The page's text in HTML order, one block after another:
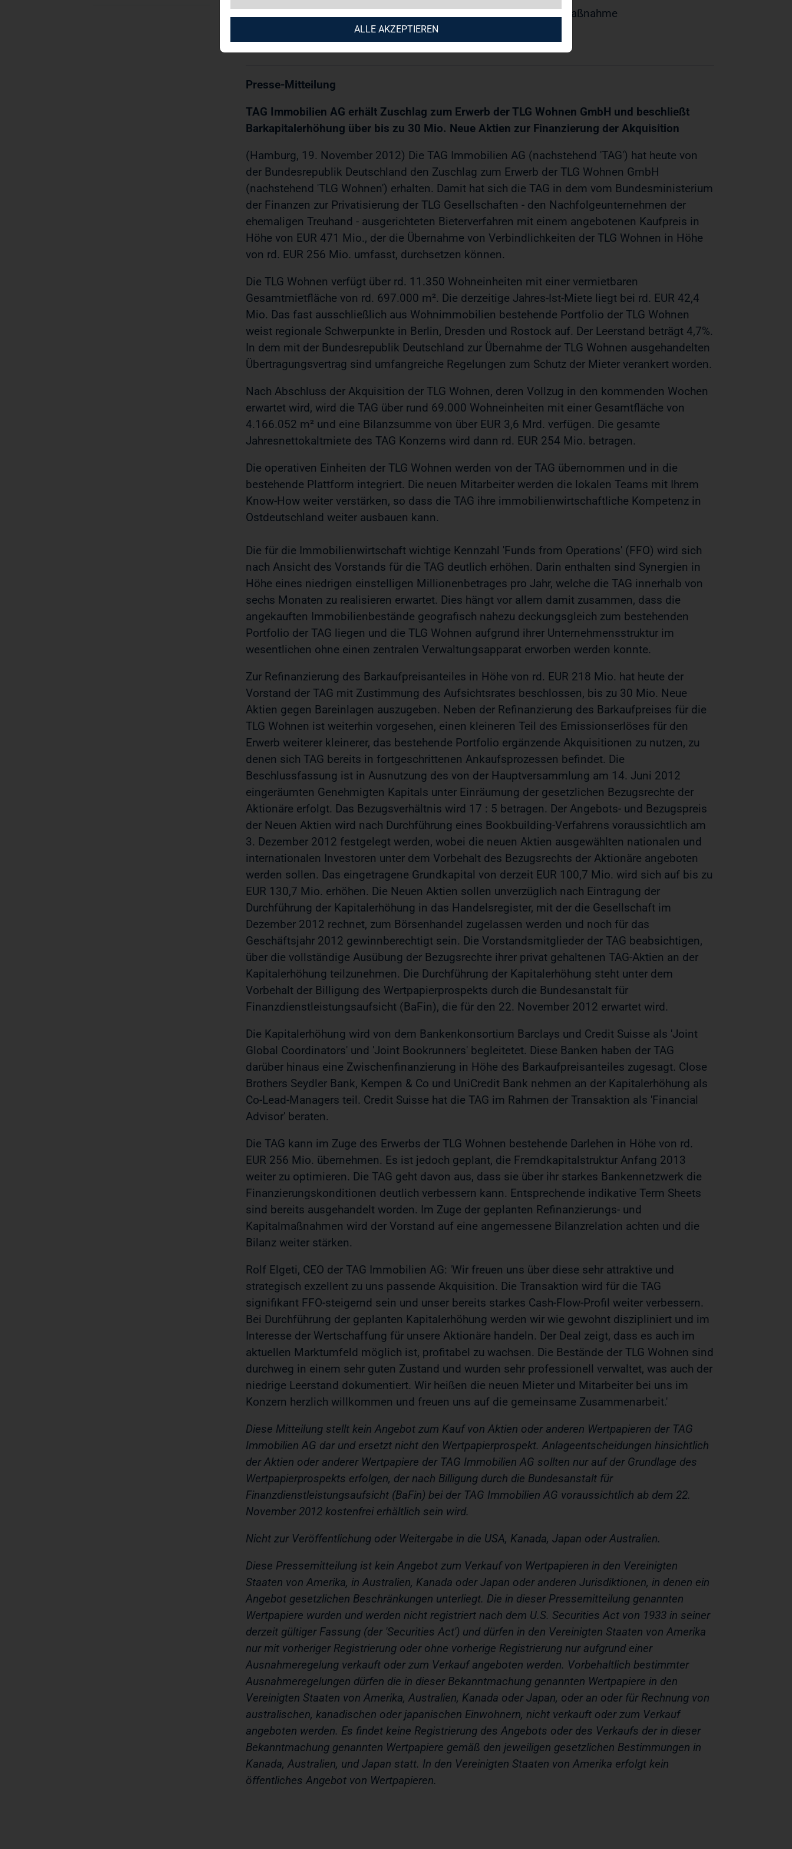
TAG Immobilien AG / Schlagwort(e): Firmenübernahme/Kapitalmaßnahme
19.11.2012 / 11:39
Presse-Mitteilung
TAG Immobilien AG erhält Zuschlag zum Erwerb der TLG Wohnen GmbH und beschließt
Barkapitalerhöhung über bis zu 30 Mio. Neue Aktien zur Finanzierung der Akquisition
(Hamburg, 19. November 2012) Die TAG Immobilien AG (nachstehend 'TAG') hat heute von
der Bundesrepublik Deutschland den Zuschlag zum Erwerb der TLG Wohnen GmbH
(nachstehend 'TLG Wohnen') erhalten. Damit hat sich die TAG in dem vom Bundesministerium
der Finanzen zur Privatisierung der TLG Gesellschaften - den Nachfolgeunternehmen der
ehemaligen Treuhand - ausgerichteten Bieterverfahren mit einem angebotenen Kaufpreis in
Höhe von EUR 471 Mio., der die Übernahme von Verbindlichkeiten der TLG Wohnen in Höhe
von rd. EUR 256 Mio. umfasst, durchsetzen können.
Die TLG Wohnen verfügt über rd. 11.350 Wohneinheiten mit einer vermietbaren
Gesamtmietfläche von rd. 697.000 m². Die derzeitige Jahres-Ist-Miete liegt bei rd. EUR 42,4
Mio. Das fast ausschließlich aus Wohnimmobilien bestehende Portfolio der TLG Wohnen
weist regionale Schwerpunkte in Berlin, Dresden und Rostock auf. Der Leerstand beträgt 4,7%.
In dem mit der Bundesrepublik Deutschland zur Übernahme der TLG Wohnen ausgehandelten
Übertragungsvertrag sind umfangreiche Regelungen zum Schutz der Mieter verankert worden.
Nach Abschluss der Akquisition der TLG Wohnen, deren Vollzug in den kommenden Wochen
erwartet wird, wird die TAG über rund 69.000 Wohneinheiten mit einer Gesamtfläche von
4.166.052 m² und eine Bilanzsumme von über EUR 3,6 Mrd. verfügen. Die gesamte
Jahresnettokaltmiete des TAG Konzerns wird dann rd. EUR 254 Mio. betragen.
Die operativen Einheiten der TLG Wohnen werden von der TAG übernommen und in die
bestehende Plattform integriert. Die neuen Mitarbeiter werden die lokalen Teams mit Ihrem
Know-How weiter verstärken, so dass die TAG ihre immobilienwirtschaftliche Kompetenz in
Ostdeutschland weiter ausbauen kann.
Die für die Immobilienwirtschaft wichtige Kennzahl 'Funds from Operations' (FFO) wird sich
nach Ansicht des Vorstands für die TAG deutlich erhöhen. Darin enthalten sind Synergien in
Höhe eines niedrigen einstelligen Millionenbetrages pro Jahr, welche die TAG innerhalb von
sechs Monaten zu realisieren erwartet. Dies hängt vor allem damit zusammen, dass die
angekauften Immobilienbestände geografisch nahezu deckungsgleich zum bestehenden
Portfolio der TAG liegen und die TLG Wohnen aufgrund ihrer Unternehmensstruktur im
wesentlichen ohne einen zentralen Verwaltungsapparat erworben werden konnte.
Zur Refinanzierung des Barkaufpreisanteiles in Höhe von rd. EUR 218 Mio. hat heute der
Vorstand der TAG mit Zustimmung des Aufsichtsrates beschlossen, bis zu 30 Mio. Neue
Aktien gegen Bareinlagen auszugeben. Neben der Refinanzierung des Barkaufpreises für die
TLG Wohnen ist weiterhin vorgesehen, einen kleineren Teil des Emissionserlöses für den
Erwerb weiterer kleinerer, das bestehende Portfolio ergänzende Akquisitionen zu nutzen, zu
denen sich TAG bereits in fortgeschrittenen Ankaufsprozessen befindet. Die
Beschlussfassung ist in Ausnutzung des von der Hauptversammlung am 14. Juni 2012
eingeräumten Genehmigten Kapitals unter Einräumung der gesetzlichen Bezugsrechte der
Aktionäre erfolgt. Das Bezugsverhältnis wird 17 : 5 betragen. Der Angebots- und Bezugspreis
der Neuen Aktien wird nach Durchführung eines Bookbuilding-Verfahrens voraussichtlich am
3. Dezember 2012 festgelegt werden, wobei die neuen Aktien ausgewählten nationalen und
internationalen Investoren unter dem Vorbehalt des Bezugsrechts der Aktionäre angeboten
werden sollen. Das eingetragene Grundkapital von derzeit EUR 100,7 Mio. wird sich auf bis zu
EUR 130,7 Mio. erhöhen. Die Neuen Aktien sollen unverzüglich nach Eintragung der
Durchführung der Kapitalerhöhung in das Handelsregister, mit der die Gesellschaft im
Dezember 2012 rechnet, zum Börsenhandel zugelassen werden und noch für das
Geschäftsjahr 2012 gewinnberechtigt sein. Die Vorstandsmitglieder der TAG beabsichtigen,
über die vollständige Ausübung der Bezugsrechte ihrer privat gehaltenen TAG-Aktien an der
Kapitalerhöhung teilzunehmen. Die Durchführung der Kapitalerhöhung steht unter dem
Vorbehalt der Billigung des Wertpapierprospekts durch die Bundesanstalt für
Finanzdienstleistungsaufsicht (BaFin), die für den 22. November 2012 erwartet wird.
Die Kapitalerhöhung wird von dem Bankenkonsortium Barclays und Credit Suisse als 'Joint
Global Coordinators' und 'Joint Bookrunners' begleitetet. Diese Banken haben der TAG
darüber hinaus eine Zwischenfinanzierung in Höhe des Barkaufpreisanteiles zugesagt. Close
Brothers Seydler Bank, Kempen & Co und UniCredit Bank nehmen an der Kapitalerhöhung als
Co-Lead-Managers teil. Credit Suisse hat die TAG im Rahmen der Transaktion als 'Financial
Advisor' beraten.
Die TAG kann im Zuge des Erwerbs der TLG Wohnen bestehende Darlehen in Höhe von rd.
EUR 256 Mio. übernehmen. Es ist jedoch geplant, die Fremdkapitalstruktur Anfang 2013
weiter zu optimieren. Die TAG geht davon aus, dass sie über ihr starkes Bankennetzwerk die
Finanzierungskonditionen deutlich verbessern kann. Entsprechende indikative Term Sheets
sind bereits ausgehandelt worden. Im Zuge der geplanten Refinanzierungs- und
Kapitalmaßnahmen wird der Vorstand auf eine angemessene Bilanzrelation achten und die
Bilanz weiter stärken.
Rolf Elgeti, CEO der TAG Immobilien AG: 'Wir freuen uns über diese sehr attraktive und
strategisch exzellent zu uns passende Akquisition. Die Transaktion wird für die TAG
signifikant FFO-steigernd sein und unser bereits starkes Cash-Flow-Profil weiter verbessern.
Bei Durchführung der geplanten Kapitalerhöhung werden wir wie gewohnt diszipliniert und im
Interesse der Wertschaffung für unsere Aktionäre handeln. Der Deal zeigt, dass es auch im
aktuellen Marktumfeld möglich ist, profitabel zu wachsen. Die Bestände der TLG Wohnen sind
durchweg in einem sehr guten Zustand und wurden sehr professionell verwaltet, was auch der
niedrige Leerstand dokumentiert. Wir heißen die neuen Mieter und Mitarbeiter bei uns im
Konzern herzlich willkommen und freuen uns auf die gemeinsame Zusammenarbeit.'
Diese Mitteilung stellt kein Angebot zum Kauf von Aktien oder anderen Wertpapieren der TAG
Immobilien AG dar und ersetzt nicht den Wertpapierprospekt. Anlageentscheidungen hinsichtlich
der Aktien oder anderer Wertpapiere der TAG Immobilien AG sollten nur auf der Grundlage des
Wertpapierprospekts erfolgen, der nach Billigung durch die Bundesanstalt für
Finanzdienstleistungsaufsicht (BaFin) bei der TAG Immobilien AG voraussichtlich ab dem 22.
November 2012 kostenfrei erhältlich sein wird.
Nicht zur Veröffentlichung oder Weitergabe in die USA, Kanada, Japan oder Australien.
Diese Pressemitteilung ist kein Angebot zum Verkauf von Wertpapieren in den Vereinigten
Staaten von Amerika, in Australien, Kanada oder Japan oder anderen Jurisdiktionen, in denen ein
Angebot gesetzlichen Beschränkungen unterliegt. Die in dieser Pressemitteilung genannten
Wertpapiere wurden und werden nicht registriert nach dem U.S. Securities Act von 1933 in seiner
derzeit gültiger Fassung (der 'Securities Act') und dürfen in den Vereinigten Staaten von Amerika
nur mit vorheriger Registrierung oder ohne vorherige Registrierung nur aufgrund einer
Ausnahmeregelung verkauft oder zum Verkauf angeboten werden. Vorbehaltlich bestimmter
Ausnahmeregelungen dürfen die in dieser Bekanntmachung genannten Wertpapiere in den
Vereinigten Staaten von Amerika, Australien, Kanada oder Japan, oder an oder für Rechnung von
australischen, kanadischen oder japanischen Einwohnern, nicht verkauft oder zum Verkauf
angeboten werden. Es findet keine Registrierung des Angebots oder des Verkaufs der in dieser
Bekanntmachung genannten Wertpapiere gemäß den jeweiligen gesetzlichen Bestimmungen in
Kanada, Australien, und Japan statt. In den Vereinigten Staaten von Amerika erfolgt kein
öffentliches Angebot von Wertpapieren.
ALLE AKZEPTIEREN